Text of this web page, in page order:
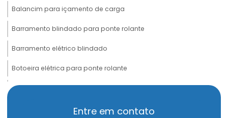
Balancim para içamento de carga
Barramento blindado para ponte rolante
Barramento elétrico blindado
Botoeira elétrica para ponte rolante
Cabeceira para ponte rolante
Cabo de aço compactado de alta performance
Entre em contato